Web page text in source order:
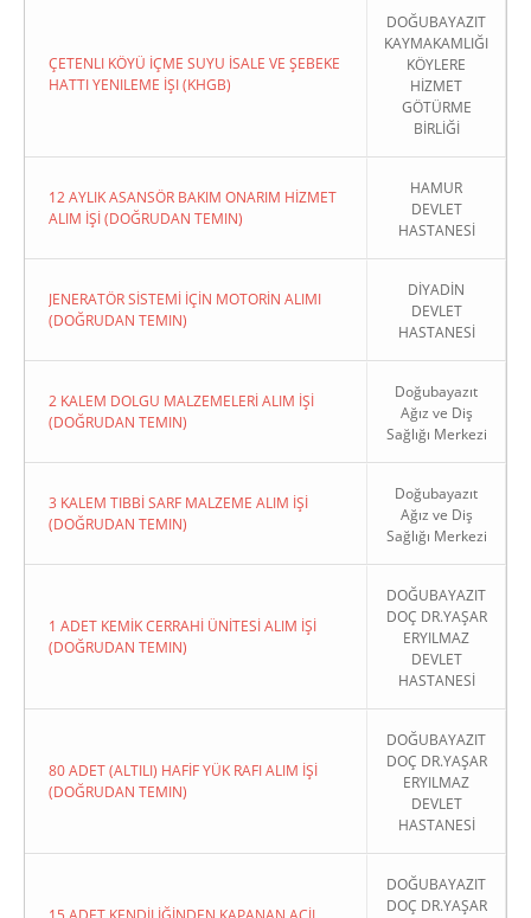
ÇETENLI KÖYÜ İÇME SUYU İSALE VE ŞEBEKE
HATTI YENILEME İŞI (KHGB)
DOĞUBAYAZIT
KAYMAKAMLIĞI
KÖYLERE
HİZMET
GÖTÜRME
BİRLİĞİ
12 AYLIK ASANSÖR BAKIM ONARIM HİZMET
ALIM İŞİ (DOĞRUDAN TEMIN)
HAMUR
DEVLET
HASTANESİ
JENERATÖR SİSTEMİ İÇİN MOTORİN ALIMI
(DOĞRUDAN TEMIN)
DİYADİN
DEVLET
HASTANESİ
2 KALEM DOLGU MALZEMELERİ ALIM İŞİ
(DOĞRUDAN TEMIN)
Doğubayazıt
Ağız ve Diş
Sağlığı Merkezi
3 KALEM TIBBİ SARF MALZEME ALIM İŞİ
(DOĞRUDAN TEMIN)
Doğubayazıt
Ağız ve Diş
Sağlığı Merkezi
1 ADET KEMİK CERRAHİ ÜNİTESİ ALIM İŞİ
(DOĞRUDAN TEMIN)
DOĞUBAYAZIT
DOÇ DR.YAŞAR
ERYILMAZ
DEVLET
HASTANESİ
80 ADET (ALTILI) HAFİF YÜK RAFI ALIM İŞİ
(DOĞRUDAN TEMIN)
DOĞUBAYAZIT
DOÇ DR.YAŞAR
ERYILMAZ
DEVLET
HASTANESİ
DOĞUBAYAZIT
DOÇ DR.YAŞAR